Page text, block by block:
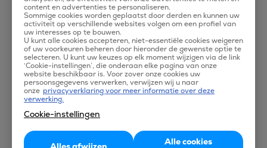
Brussel International €947
Amsterdam Schiphol €1007
Dusseldorf
* Getoonde prijzen zijn exclusief €29,90 boekingskosten.
content en advertenties te personaliseren.
Sommige cookies worden geplaatst door derden en kunnen uw
activiteit op verschillende websites volgen om een profiel van
uw interesses op te bouwen.
U kunt alle cookies accepteren, niet-essentiële cookies weigeren
of uw voorkeuren beheren door hieronder de gewenste optie te
selecteren. U kunt uw keuzes op elk moment wijzigen via de link
‘Cookie-instellingen’, die onderaan elke pagina van onze
website beschikbaar is. Voor zover onze cookies uw
persoonsgegevens verwerken, verwijzen wij u naar
onze privacyverklaring voor meer informatie over deze
verwerking.
Cookie-instellingen
Alle cookies